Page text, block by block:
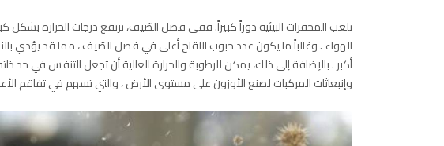
تلعب المحفزات البيئية دوراً كبيراً. ففي فصل الصّيف، ترتفع درجات الحرارة بشكل
الهواء . وغالباً ما يكون عدد حبوب اللقاح أعلى في فصل الصّيف ، مما قد يؤدي
أكبر . بالإضافة إلى ذلك، يمكن للرطوبة والحرارة العالية أن تجعل التنفس في حد
وإنبعاثات المركبات لصنع الأوزون على مستوى الأرض ، والتي تسهم في تفاقم